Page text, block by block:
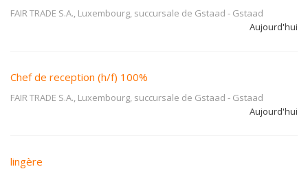
FAIR TRADE S.A., Luxembourg, succursale de Gstaad - Gstaad
Aujourd'hui
Chef de reception (h/f) 100%
FAIR TRADE S.A., Luxembourg, succursale de Gstaad - Gstaad
Aujourd'hui
lingère